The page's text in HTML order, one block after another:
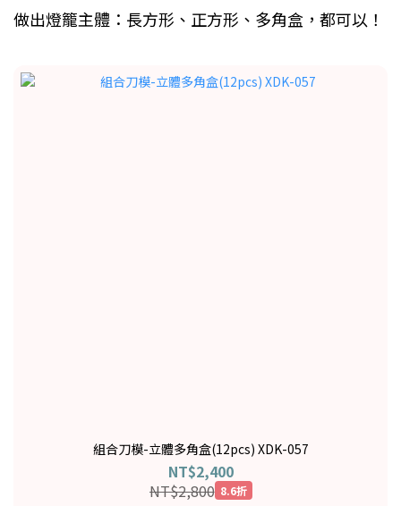
做出燈籠主體：長方形、正方形、多角盒，都可以！
組合刀模-立體多角盒(12pcs) XDK-057
NT$2,400
NT$2,800 8.6折